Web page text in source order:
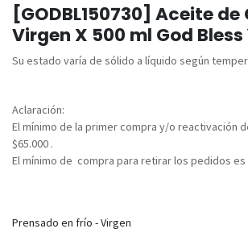
[GODBL150730] Aceite de
Virgen X 500 ml God Bless
Su estado varía de sólido a líquido según
Aclaración:
El mínimo de la primer compra y/o reactivación
$65.000 .
El mínimo de compra para retirar los pedidos es
Prensado en frío - Virgen